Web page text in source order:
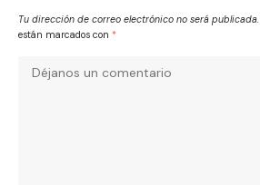
Tu dirección de correo electrónico no será publicada.
están marcados con *